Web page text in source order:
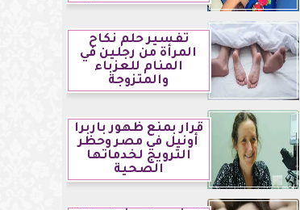
تفسير حلم نكاح
المرأة من رجلين في
المنام للعزباء
والمتزوجة
قرار بمنع ظهور باربرا
أونيل في مصر وحظر
الترويج لخدماتها
الصحية